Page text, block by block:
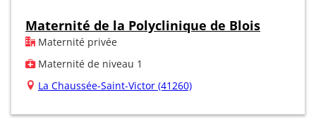
Maternité de la Polyclinique de Blois
Maternité privée
Maternité de niveau 1
La Chaussée-Saint-Victor (41260)